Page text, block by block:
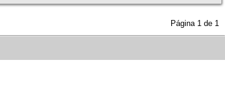
Página 1 de 1